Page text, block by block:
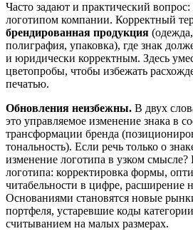
Часто задают и практический
логотипом компании. Корректный
брендированная продукция
полиграфия, упаковка), где знак
и юридически корректным. Здесь
цветопробы, чтобы избежать
печатью.
Обновления неизбежны. В двух
это управляемое изменение знака в
трансформации бренда
тональность). Если речь только о
изменение логотипа в узком
логотипа: корректировка формы,
читабельности в цифре, расширение
Основаниями становятся новые
портфеля, устаревшие коды
считыванием на малых размерах.